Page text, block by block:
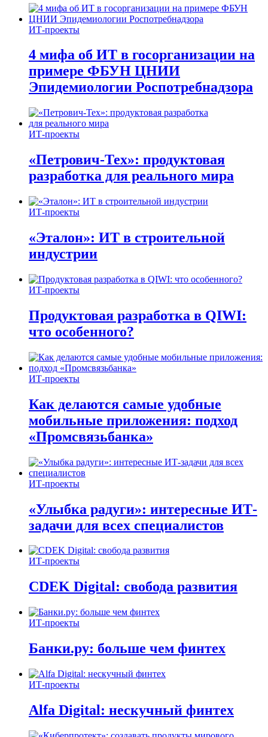
ИТ-проекты
4 мифа об ИТ в госорганизации на
примере ФБУН ЦНИИ
Эпидемиологии Роспотребнадзора
ИТ-проекты
«Петрович-Тех»: продуктовая
разработка для реального мира
ИТ-проекты
«Эталон»: ИТ в строительной
индустрии
ИТ-проекты
Продуктовая разработка в QIWI:
что особенного?
ИТ-проекты
Как делаются самые удобные
мобильные приложения: подход
«Промсвязьбанка»
ИТ-проекты
«Улыбка радуги»: интересные ИТ-
задачи для всех специалистов
ИТ-проекты
CDEK Digital: свобода развития
ИТ-проекты
Банки.ру: больше чем финтех
ИТ-проекты
Alfa Digital: нескучный финтех